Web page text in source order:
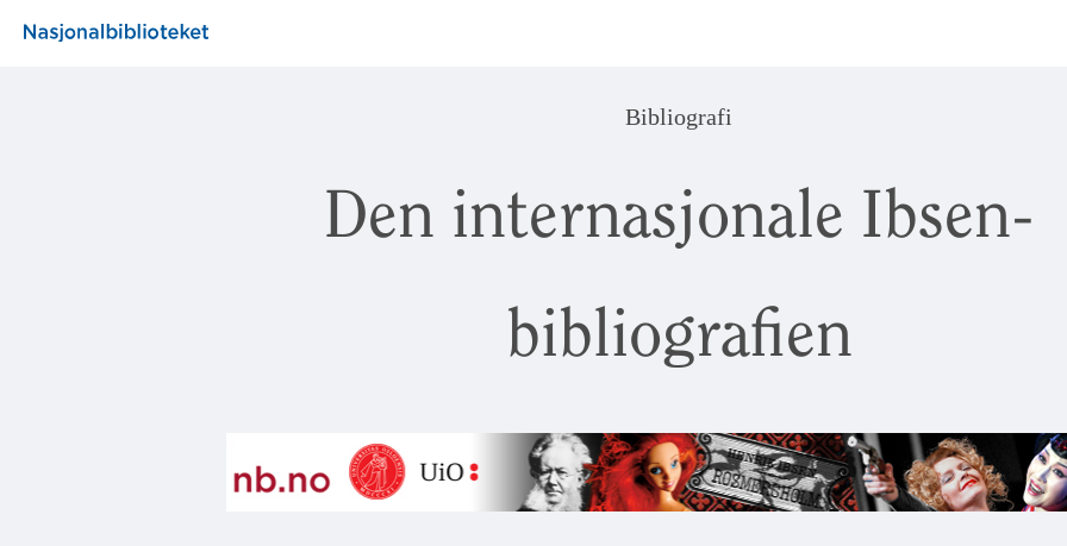
Bibliografi
Den internasjonale Ibsen-
bibliografien